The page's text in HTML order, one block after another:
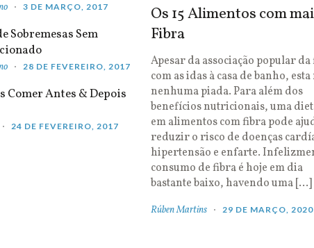
3 DE MARÇO, 2017
Sobremesas Sem
28 DE FEVEREIRO, 2017
Comer Antes & Depois
24 DE FEVEREIRO, 2017
Os 15 Alimentos com
Fibra
Apesar da associação popular
com as idas à casa de banho, esta
nenhuma piada. Para além dos
benefícios nutricionais, uma
em alimentos com fibra pode
reduzir o risco de doenças
hipertensão e enfarte.
consumo de fibra é hoje em dia
bastante baixo, havendo uma […]
Rúben Martins 29 DE MARÇO, 2020